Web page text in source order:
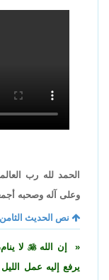
الحمد لله رب
وعلى آله وصحبه
نص الحديث الثامن
إن الله لا
يرفع إليه عمل